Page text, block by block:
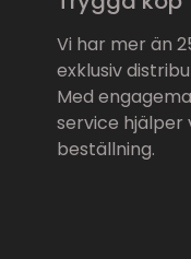
Vi har mer än
exklusiv
Med
service hjälper
beställning.